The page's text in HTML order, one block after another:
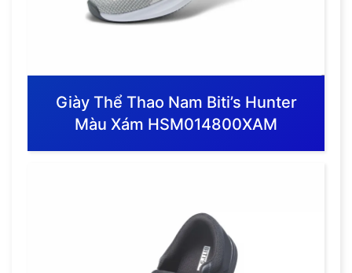
Giày Thể Thao Nam Biti’s Hunter
Màu Xám HSM014800XAM